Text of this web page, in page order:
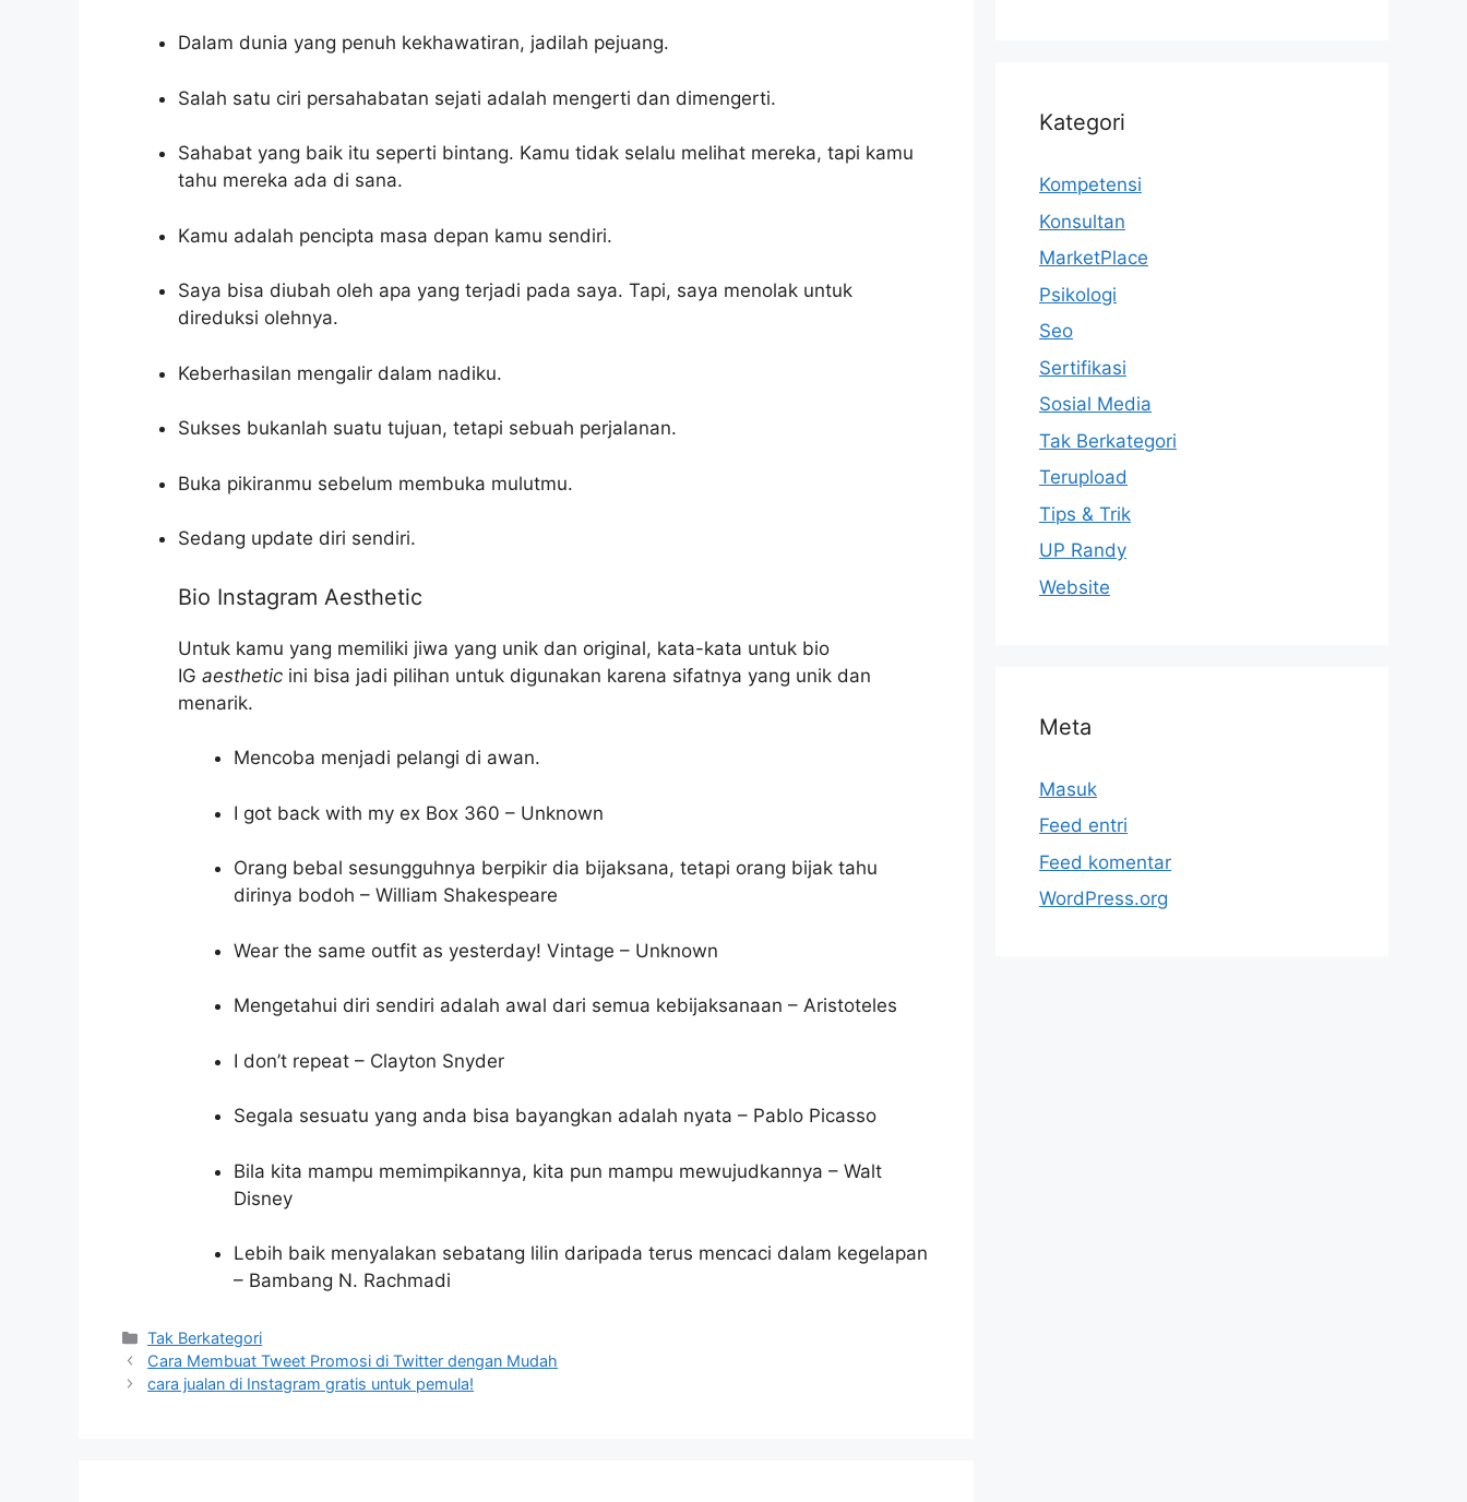
Dalam dunia yang penuh kekhawatiran, jadilah pejuang.
Salah satu ciri persahabatan sejati adalah mengerti dan dimengerti.
Sahabat yang baik itu seperti bintang. Kamu tidak selalu melihat mereka, tapi kamu
tahu mereka ada di sana.
Kamu adalah pencipta masa depan kamu sendiri.
Saya bisa diubah oleh apa yang terjadi pada saya. Tapi, saya menolak untuk
direduksi olehnya.
Keberhasilan mengalir dalam nadiku.
Sukses bukanlah suatu tujuan, tetapi sebuah perjalanan.
Buka pikiranmu sebelum membuka mulutmu.
Sedang update diri sendiri.
Bio Instagram Aesthetic
Untuk kamu yang memiliki jiwa yang unik dan original, kata-kata untuk bio
IG aesthetic ini bisa jadi pilihan untuk digunakan karena sifatnya yang unik dan
menarik.
Mencoba menjadi pelangi di awan.
I got back with my ex Box 360 – Unknown
Orang bebal sesungguhnya berpikir dia bijaksana, tetapi orang bijak tahu
dirinya bodoh – William Shakespeare
Wear the same outfit as yesterday! Vintage – Unknown
Mengetahui diri sendiri adalah awal dari semua kebijaksanaan – Aristoteles
I don’t repeat – Clayton Snyder
Segala sesuatu yang anda bisa bayangkan adalah nyata – Pablo Picasso
Bila kita mampu memimpikannya, kita pun mampu mewujudkannya – Walt
Disney
Lebih baik menyalakan sebatang lilin daripada terus mencaci dalam kegelapan
– Bambang N. Rachmadi
Kategori
Tak Berkategori
Cara Membuat Tweet Promosi di Twitter dengan Mudah
cara jualan di Instagram gratis untuk pemula!
Kategori
Kompetensi
Konsultan
MarketPlace
Psikologi
Seo
Sertifikasi
Sosial Media
Tak Berkategori
Terupload
Tips & Trik
UP Randy
Website
Meta
Masuk
Feed entri
Feed komentar
WordPress.org